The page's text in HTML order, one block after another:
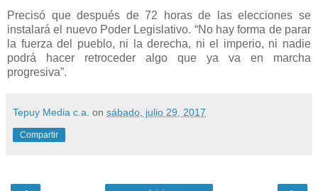
Precisó que después de 72 horas de las elecciones se
instalará el nuevo Poder Legislativo. “No hay forma de parar
la fuerza del pueblo, ni la derecha, ni el imperio, ni nadie
podrá hacer retroceder algo que ya va en marcha
progresiva”.
Tepuy Media c.a. on sábado, julio 29, 2017
Compartir